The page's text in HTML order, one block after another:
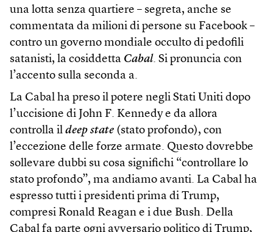
una lotta senza quartiere – segreta, anche se
commentata da milioni di persone su Facebook –
contro un governo mondiale occulto di pedofili
satanisti, la cosiddetta Cabal. Si pronuncia con
l’accento sulla seconda a.
La Cabal ha preso il potere negli Stati Uniti dopo
l’uccisione di John F. Kennedy e da allora
controlla il deep state (stato profondo), con
l’eccezione delle forze armate. Questo dovrebbe
sollevare dubbi su cosa significhi “controllare lo
stato profondo”, ma andiamo avanti. La Cabal ha
espresso tutti i presidenti prima di Trump,
compresi Ronald Reagan e i due Bush. Della
Cabal fa parte ogni avversario politico di Trump,